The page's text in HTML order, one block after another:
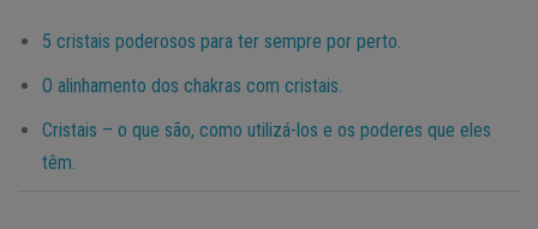
5 cristais poderosos para ter sempre por perto.
O alinhamento dos chakras com cristais.
Cristais – o que são, como utilizá-los e os poderes que eles
têm.